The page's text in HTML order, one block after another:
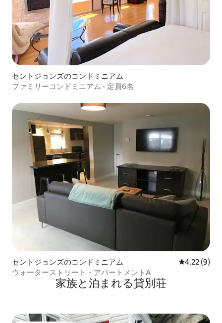
セントジョンズのコンドミニアム
ファミリーコンドミニアム - 定員6名
セントジョンズのコンドミニアム レビュー9
4.22 (9)
ウォーターストリート・アパートメントA
家族と泊まれる貸別荘